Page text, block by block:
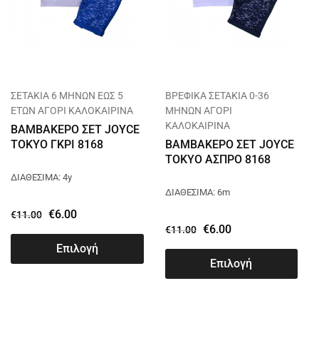
ΣΕΤΑΚΙΑ 6 ΜΗΝΩΝ ΕΩΣ 5
ΕΤΩΝ ΑΓΟΡΙ ΚΑΛΟΚΑΙΡΙΝΑ
ΒΑΜΒΑΚΕΡΟ ΣΕΤ JOYCE
TOKYO ΓΚΡΙ 8168
ΔΙΑΘΕΣΙΜΑ: 4y
€11.00 €6.00
Επιλογή
ΒΡΕΦΙΚΑ ΣΕΤΑΚΙΑ 0-36
ΜΗΝΩΝ ΑΓΟΡΙ
ΚΑΛΟΚΑΙΡΙΝΑ
ΒΑΜΒΑΚΕΡΟ ΣΕΤ JOYCE
TOKYO ΑΣΠΡΟ 8168
ΔΙΑΘΕΣΙΜΑ: 6m
€11.00 €6.00
Επιλογή